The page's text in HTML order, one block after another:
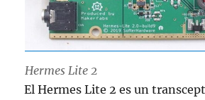
Hermes Lite 2
El Hermes Lite 2 es un